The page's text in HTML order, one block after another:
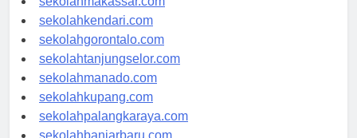
sekolahmakassar.com
sekolahkendari.com
sekolahgorontalo.com
sekolahtanjungselor.com
sekolahmanado.com
sekolahkupang.com
sekolahpalangkaraya.com